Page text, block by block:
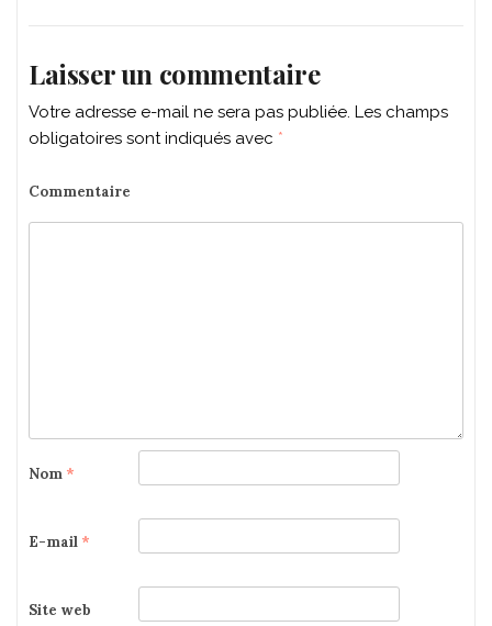
Laisser un commentaire
Votre adresse e-mail ne sera pas publiée. Les champs
obligatoires sont indiqués avec *
Commentaire
Nom *
E-mail *
Site web